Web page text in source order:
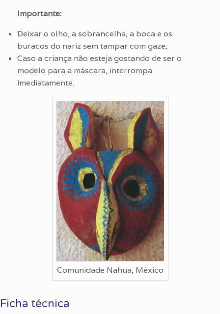
Importante:
Deixar o olho, a sobrancelha, a boca e os
buracos do nariz sem tampar com gaze;
Caso a criança não esteja gostando de ser o
modelo para a máscara, interrompa
imediatamente.
Comunidade Nahua, México
Ficha técnica